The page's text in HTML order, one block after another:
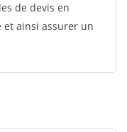
de devis en
et ainsi assurer un